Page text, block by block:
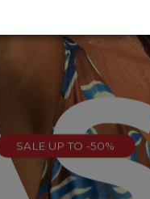
SALE UP TO -50%